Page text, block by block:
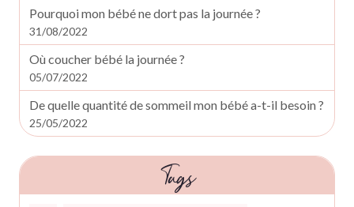
Pourquoi mon bébé ne dort pas la journée ?
31/08/2022
Où coucher bébé la journée ?
05/07/2022
De quelle quantité de sommeil mon bébé a-t-il besoin ?
25/05/2022
Tags